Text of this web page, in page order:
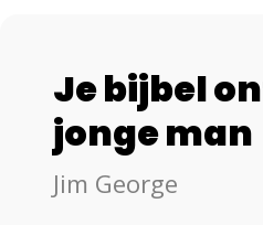
Je bijbel
jonge man
Jim George